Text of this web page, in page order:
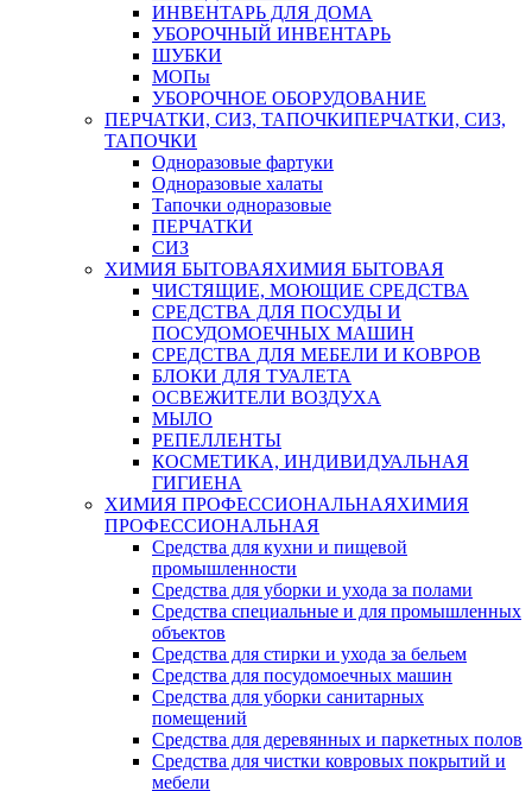
ИНВЕНТАРЬ ДЛЯ ДОМА
УБОРОЧНЫЙ ИНВЕНТАРЬ
ШУБКИ
МОПы
УБОРОЧНОЕ ОБОРУДОВАНИЕ
ПЕРЧАТКИ, СИЗ, ТАПОЧКИПЕРЧАТКИ, СИЗ,
ТАПОЧКИ
Одноразовые фартуки
Одноразовые халаты
Тапочки одноразовые
ПЕРЧАТКИ
СИЗ
ХИМИЯ БЫТОВАЯХИМИЯ БЫТОВАЯ
ЧИСТЯЩИЕ, МОЮЩИЕ СРЕДСТВА
СРЕДСТВА ДЛЯ ПОСУДЫ И
ПОСУДОМОЕЧНЫХ МАШИН
СРЕДСТВА ДЛЯ МЕБЕЛИ И КОВРОВ
БЛОКИ ДЛЯ ТУАЛЕТА
ОСВЕЖИТЕЛИ ВОЗДУХА
МЫЛО
РЕПЕЛЛЕНТЫ
КОСМЕТИКА, ИНДИВИДУАЛЬНАЯ
ГИГИЕНА
ХИМИЯ ПРОФЕССИОНАЛЬНАЯХИМИЯ
ПРОФЕССИОНАЛЬНАЯ
Средства для кухни и пищевой
промышленности
Средства для уборки и ухода за полами
Средства специальные и для промышленных
объектов
Средства для стирки и ухода за бельем
Средства для посудомоечных машин
Средства для уборки санитарных
помещений
Средства для деревянных и паркетных полов
Средства для чистки ковровых покрытий и
мебели